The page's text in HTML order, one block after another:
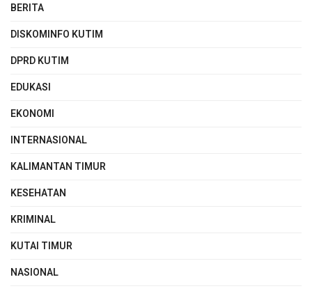
BERITA
DISKOMINFO KUTIM
DPRD KUTIM
EDUKASI
EKONOMI
INTERNASIONAL
KALIMANTAN TIMUR
KESEHATAN
KRIMINAL
KUTAI TIMUR
NASIONAL